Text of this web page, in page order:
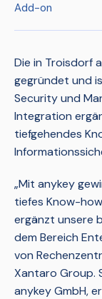
Add-on
Die in Troisdorf
gegründet und
Security und
Integration
tiefgehendes
„Mit anykey
tiefes Know-
ergänzt unsere
dem Bereich
von
Xantaro Group.
anykey GmbH,